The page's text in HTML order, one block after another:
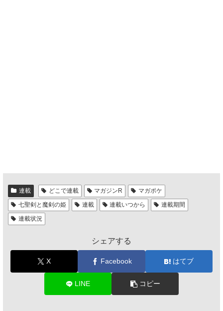
連載 どこで連載 マガジンR
マガポケ
七聖剣と魔剣の姫
連載 連載いつから
連載期間
連載状況
シェアする
X Facebook はてブ
LINE コピー